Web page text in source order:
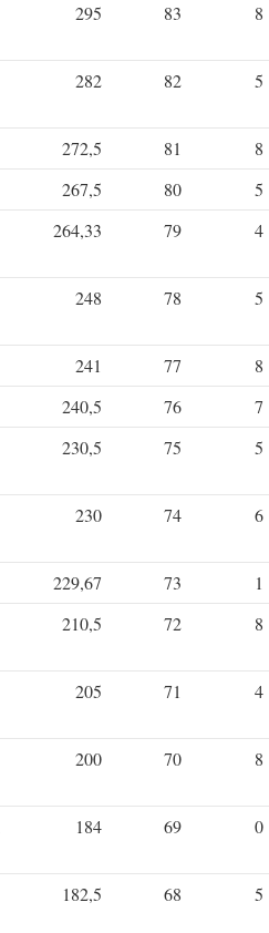
295 83 8
282 82 5
272,5 81
8
267,5 80
5
264,33 79 4
248 78 5
241 77
8
240,5 76
7
230,5 75 5
230 74 6
229,67 73
1
210,5 72 8
205 71 4
200 70 8
184 69 0
182,5 68 5